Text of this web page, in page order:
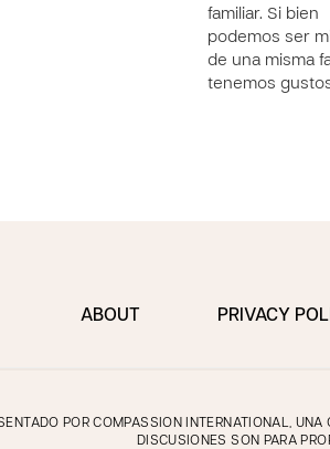
familiar. Si bien
podemos ser
de una misma
tenemos
ABOUT PRIVACY
POR COMPASSION INTERNATIONAL,
DISCUSIONES SON PARA